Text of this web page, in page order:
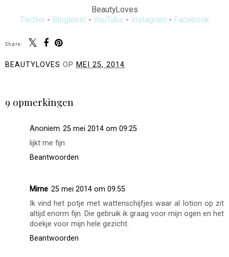
BeautyLoves
Twitter - Bloglovin' - YouTube - Instagram - Facebook
Share:
BEAUTYLOVES OP MEI 25, 2014
9 opmerkingen
Anoniem 25 mei 2014 om 09:25
lijkt me fijn
Beantwoorden
Mirne 25 mei 2014 om 09:55
Ik vind het potje met wattenschijfjes waar al lotion op zit
altijd enorm fijn. Die gebruik ik graag voor mijn ogen en het
doekje voor mijn hele gezicht.
Beantwoorden